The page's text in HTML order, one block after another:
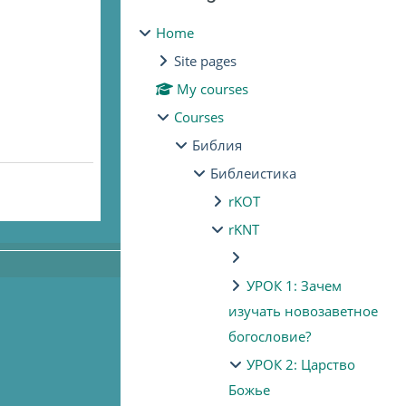
Home
Site pages
My courses
Courses
Библия
Библеистика
rKOT
rKNT
УРОК 1: Зачем
изучать новозаветное
богословие?
УРОК 2: Царство
Божье